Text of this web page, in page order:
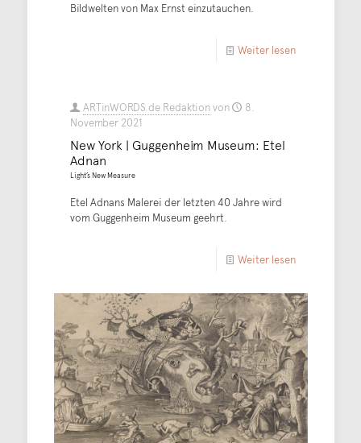
Bildwelten von Max Ernst einzutauchen.
Weiter lesen
ARTinWORDS.de Redaktionvon
8.
November 2021
New York | Guggenheim Museum: Etel
Adnan
Light’s New Measure
Etel Adnans Malerei der letzten 40 Jahre wird
vom Guggenheim Museum geehrt.
Weiter lesen